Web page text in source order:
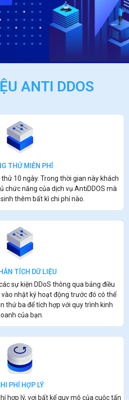
ANTI DDOS
THỬ MIỄN PHÍ
10 ngày. Trong thời gian này khách
chức năng của dịch vụ AntiDDOS mà
thêm bất kì chi phí nào.
TÍCH DỮ LIỆU
sự kiện DDoS thông qua bảng điều
vào nhật ký hoạt động trước đó có thể
thứ ba để tích hợp với quy trình kinh
của bạn.
PHÍ HỢP LÝ
hợp lý, vơi bất kể quy mô của cuộc tấn